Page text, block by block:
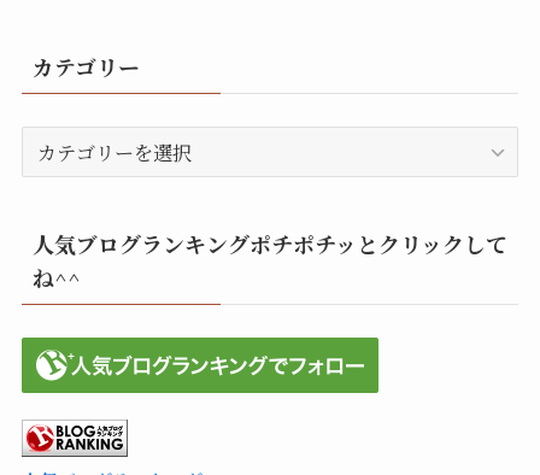
カテゴリー
テ
ー
人気ブログランキングポチポチッとクリックして
ね^^